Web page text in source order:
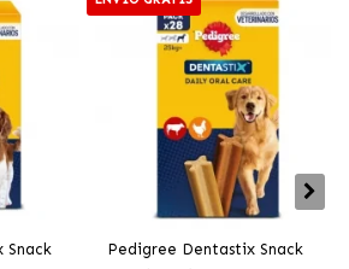
Snack
Pedigree Dentastix Snack